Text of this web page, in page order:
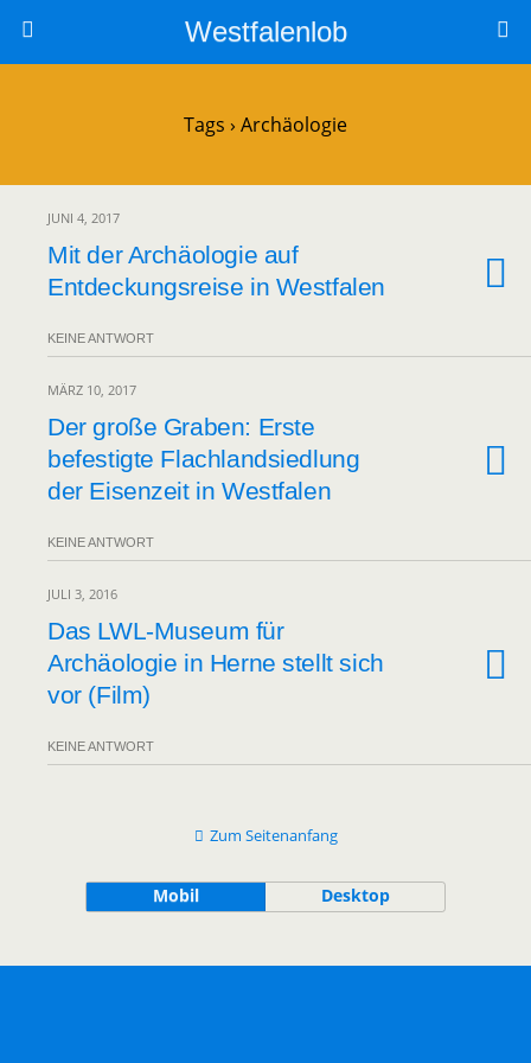
Westfalenlob
Tags › Archäologie
JUNI 4, 2017
Mit der Archäologie auf
Entdeckungsreise in Westfalen
KEINE ANTWORT
MÄRZ 10, 2017
Der große Graben: Erste
befestigte Flachlandsiedlung
der Eisenzeit in Westfalen
KEINE ANTWORT
JULI 3, 2016
Das LWL-Museum für
Archäologie in Herne stellt sich
vor (Film)
KEINE ANTWORT
Zum Seitenanfang
Mobil Desktop